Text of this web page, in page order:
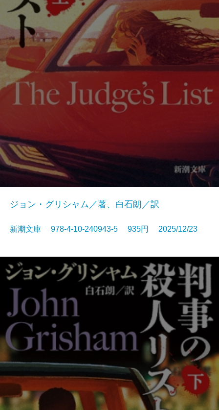
ジョン・グリシャム／著、白石朗／訳
新潮文庫 978-4-10-240943-5 935円 2025/12/23